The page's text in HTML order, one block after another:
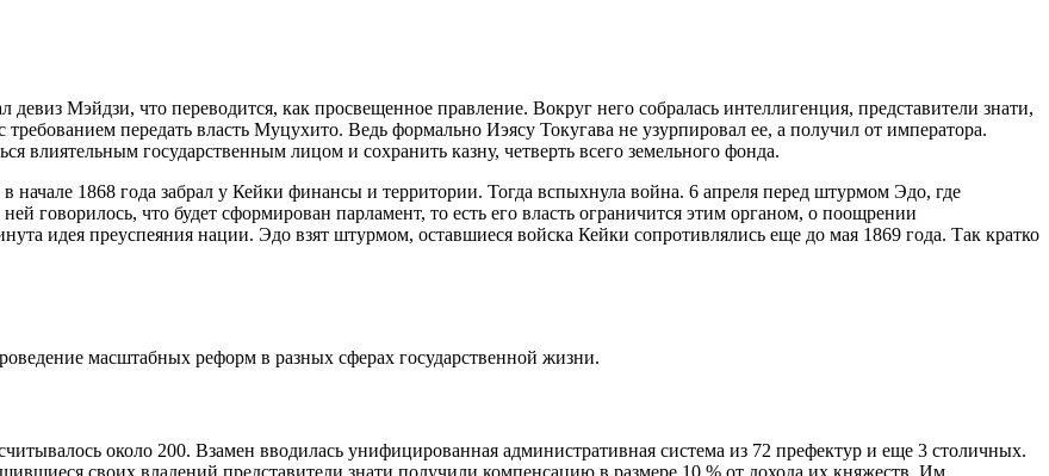
Мэйдзи, что переводится, как просвещенное правление. Вокруг него собралась интеллигенция, представители знати,
передать власть Муцухито. Ведь формально Иэясу Токугава не узурпировал ее, а получил от императора.
влиятельным государственным лицом и сохранить казну, четверть всего земельного фонда.
начале 1868 года забрал у Кейки финансы и территории. Тогда вспыхнула война. 6 апреля перед штурмом Эдо, где
говорилось, что будет сформирован парламент, то есть его власть ограничится этим органом, о поощрении
идея преуспеяния нации. Эдо взят штурмом, оставшиеся войска Кейки сопротивлялись еще до мая 1869 года. Так кратко
масштабных реформ в разных сферах государственной жизни.
около 200. Взамен вводилась унифицированная административная система из 72 префектур и еще 3 столичных.
своих владений представители знати получили компенсацию в размере 10 % от дохода их княжеств. Им